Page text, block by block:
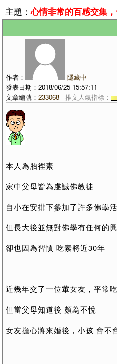
主題：心情非常的百感交集
作者：
隱藏中
發表日期：2018/06/25 15:57:11
文章編號： 233068 推文人氣指標：
本人為胎裡素
家中父母皆為虔誠佛教徒
自小在安排下參加了許多佛學
但長大後並無對佛學有任何的
卻也因為習慣 吃素將近30年
近幾年交了一位葷女友，平常
但當父母知道後 頗為不悅
女友擔心將來婚後，小孩 會不